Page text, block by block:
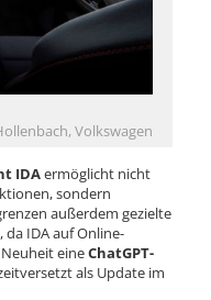
Volkswagen
IDAermöglicht nicht
sondern
außerdem gezielte
da IDA auf Online-
eineChatGPT-
als Update im